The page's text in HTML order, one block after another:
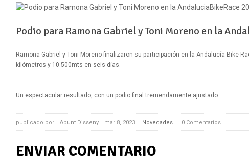
Podio para Ramona Gabriel y Toni Moreno en la
Ramona Gabriel y Toni Moreno finalizaron su participación en la Andalucía Bike
kilómetros y 10.500mts en seis días.
Un espectacular resultado, con un podio final tremendamente ajustado.
publicado por Apunt Disseny mar 8, 2023 Novedades 0 Comentarios
ENVIAR COMENTARIO